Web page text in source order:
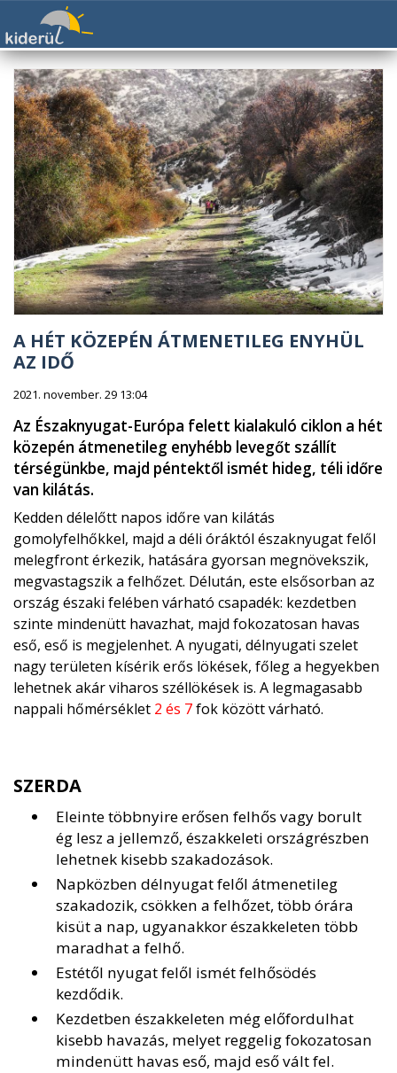
A HÉT KÖZEPÉN ÁTMENETILEG ENYHÜL
AZ IDŐ
2021. november. 29 13:04
Az Északnyugat-Európa felett kialakuló ciklon a hét
közepén átmenetileg enyhébb levegőt szállít
térségünkbe, majd péntektől ismét hideg, téli időre
van kilátás.
Kedden délelőtt napos időre van kilátás
gomolyfelhőkkel, majd a déli óráktól északnyugat felől
melegfront érkezik, hatására gyorsan megnövekszik,
megvastagszik a felhőzet. Délután, este elsősorban az
ország északi felében várható csapadék: kezdetben
szinte mindenütt havazhat, majd fokozatosan havas
eső, eső is megjelenhet. A nyugati, délnyugati szelet
nagy területen kísérik erős lökések, főleg a hegyekben
lehetnek akár viharos széllökések is. A legmagasabb
nappali hőmérséklet 2 és 7fok között várható.
SZERDA
Eleinte többnyire erősen felhős vagy borult
ég lesz a jellemző, északkeleti országrészben
lehetnek kisebb szakadozások.
Napközben délnyugat felől átmenetileg
szakadozik, csökken a felhőzet, több órára
kisüt a nap, ugyanakkor északkeleten több
maradhat a felhő.
Estétől nyugat felől ismét felhősödés
kezdődik.
Kezdetben északkeleten még előfordulhat
kisebb havazás, melyet reggelig fokozatosan
mindenütt havas eső, majd eső vált fel.